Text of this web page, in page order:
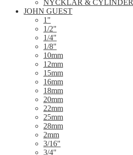
NYCKLAR & CYLINDER
JOHN GUEST
1"
1/2"
1/4"
1/8"
10mm
12mm
15mm
16mm
18mm
20mm
22mm
25mm
28mm
2mm
3/16"
3/4"